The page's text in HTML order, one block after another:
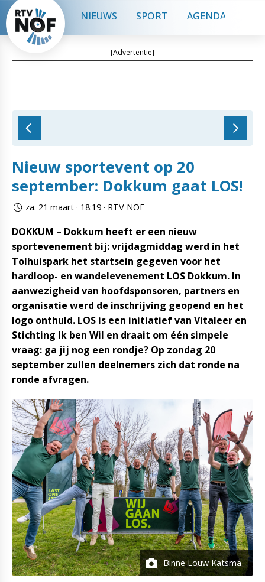
NIEUWS SPORT AGENDA
[Advertentie]
Nieuw sportevent op 20
september: Dokkum gaat LOS!
za. 21 maart · 18:19 · RTV NOF
DOKKUM – Dokkum heeft er een nieuw
sportevenement bij: vrijdagmiddag werd in het
Tolhuispark het startsein gegeven voor het
hardloop- en wandelevenement LOS Dokkum. In
aanwezigheid van hoofdsponsoren, partners en
organisatie werd de inschrijving geopend en het
logo onthuld. LOS is een initiatief van Vitaleer en
Stichting Ik ben Wil en draait om één simpele
vraag: ga jij nog een rondje? Op zondag 20
september zullen deelnemers zich dat ronde na
ronde afvragen.
Binne Louw Katsma